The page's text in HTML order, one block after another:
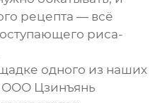
рецепта — всё
риса-
одного из наших
ООО Цзинъянь